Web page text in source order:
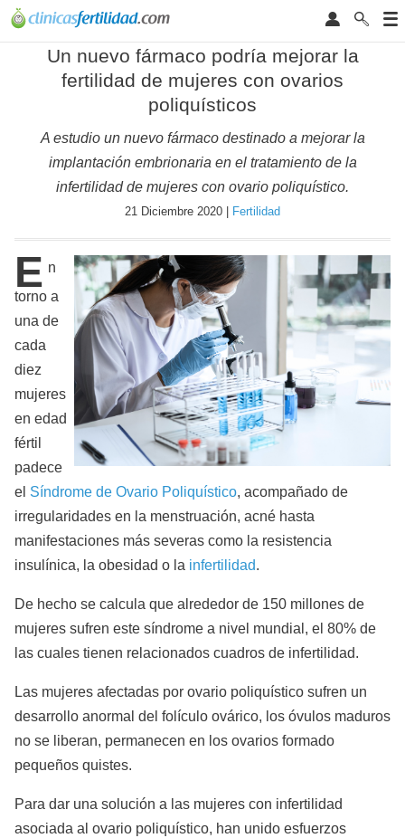
Un nuevo fármaco podría mejorar la
fertilidad de mujeres con ovarios
poliquísticos
A estudio un nuevo fármaco destinado a mejorar la
implantación embrionaria en el tratamiento de la
infertilidad de mujeres con ovario poliquístico.
21 Diciembre 2020 | Fertilidad
E n
torno a
una de
cada
diez
mujeres
en edad
fértil
padece
el Síndrome de Ovario Poliquístico, acompañado de
irregularidades en la menstruación, acné hasta
manifestaciones más severas como la resistencia
insulínica, la obesidad o la infertilidad.
De hecho se calcula que alrededor de 150 millones de
mujeres sufren este síndrome a nivel mundial, el 80% de
las cuales tienen relacionados cuadros de infertilidad.
Las mujeres afectadas por ovario poliquístico sufren un
desarrollo anormal del folículo ovárico, los óvulos maduros
no se liberan, permanecen en los ovarios formado
pequeños quistes.
Para dar una solución a las mujeres con infertilidad
asociada al ovario poliquístico, han unido esfuerzos